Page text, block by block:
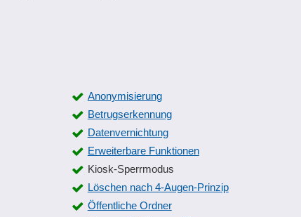
Anonymisierung
Betrugserkennung
Datenvernichtung
Erweiterbare Funktionen
Kiosk-Sperrmodus
Löschen nach 4-Augen-Prinzip
Öffentliche Ordner